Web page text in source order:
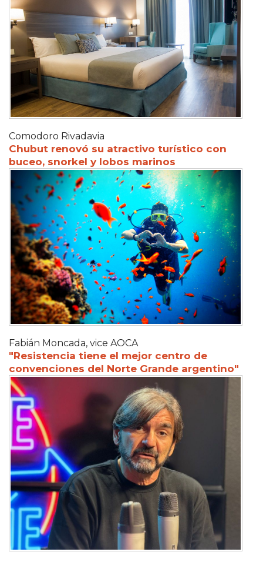
Comodoro Rivadavia
Chubut renovó su atractivo turístico con
buceo, snorkel y lobos marinos
Fabián Moncada, vice AOCA
"Resistencia tiene el mejor centro de
convenciones del Norte Grande argentino"